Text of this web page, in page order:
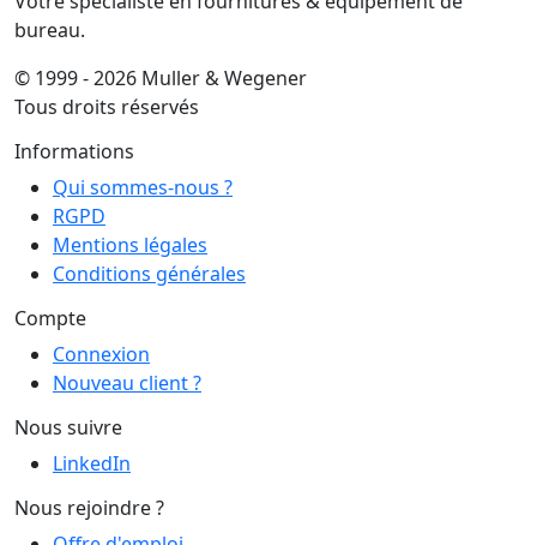
bureau.
© 1999 - 2026 Muller & Wegener
Tous droits réservés
Informations
Qui sommes-nous ?
RGPD
Mentions légales
Conditions générales
Compte
Connexion
Nouveau client ?
Nous suivre
LinkedIn
Nous rejoindre ?